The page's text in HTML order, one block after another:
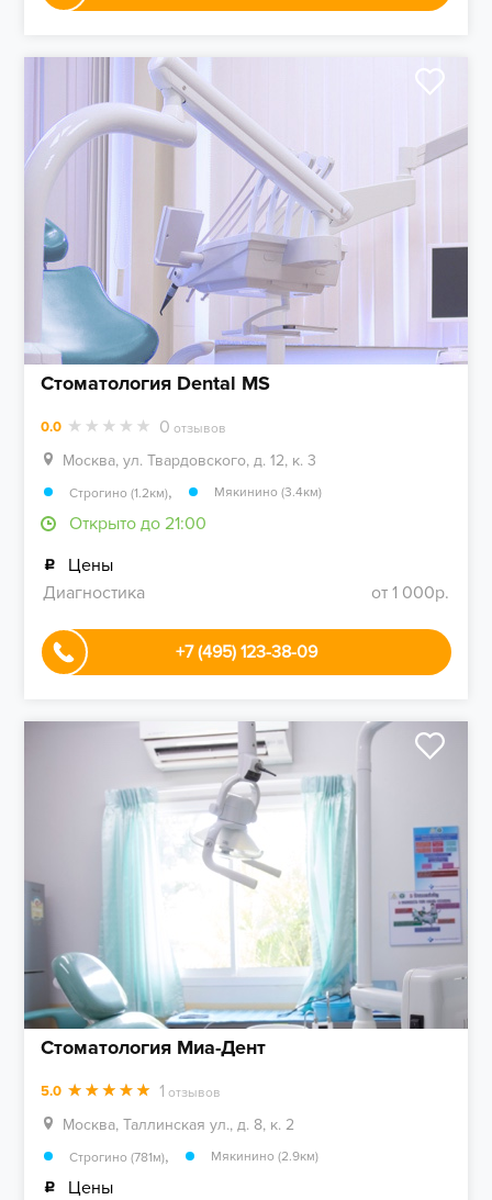
Стоматология Dental MS
0.0 0 отзывов
Москва, ул. Твардовского, д. 12, к. 3
Строгино (1.2км), Мякинино (3.4км)
Открыто до 21:00
Цены
Диагностика
от 1 000р.
+7 (495) 123-38-09
Стоматология Миа-Дент
5.0 1 отзывов
Москва, Таллинская ул., д. 8, к. 2
Строгино (781м), Мякинино (2.9км)
Цены